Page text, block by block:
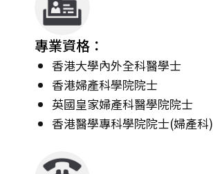
專業資格：
香港大學內外全科醫學士
香港婦產科學院院士
英國皇家婦產科醫學院院士
香港醫學專科學院院士(婦產科)